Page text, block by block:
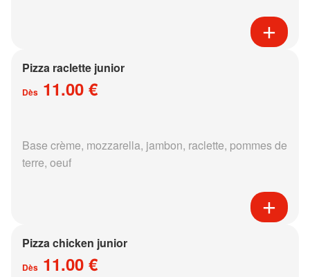
Pizza raclette junior
Dès 11.00 €
Base crème, mozzarella, jambon, raclette, pommes de
terre, oeuf
Pizza chicken junior
Dès 11.00 €